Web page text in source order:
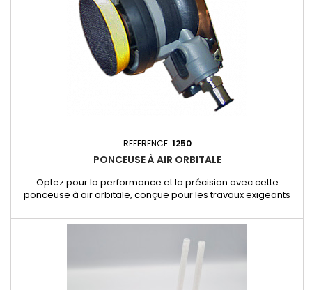
REFERENCE: 1250
PONCEUSE À AIR ORBITALE
Optez pour la performance et la précision avec cette
ponceuse à air orbitale, conçue pour les travaux exigeants
Atteint jusqu'à 9 500 tours par minute pour un ponçage rapide
diamètre ø75, idéale pour une variété d’applications....